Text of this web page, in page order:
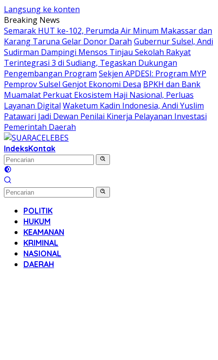
Langsung ke konten
Breaking News
Semarak HUT ke-102, Perumda Air Minum Makassar dan
Karang Taruna Gelar Donor Darah Gubernur Sulsel, Andi
Sudirman Dampingi Mensos Tinjau Sekolah Rakyat
Terintegrasi 3 di Sudiang, Tegaskan Dukungan
Pengembangan Program Sekjen APDESI: Program MYP
Pemprov Sulsel Genjot Ekonomi Desa BPKH dan Bank
Muamalat Perkuat Ekosistem Haji Nasional, Perluas
Layanan Digital Waketum Kadin Indonesia, Andi Yuslim
Patawari Jadi Dewan Penilai Kinerja Pelayanan Investasi
Pemerintah Daerah
IndeksKontak
POLITIK
HUKUM
KEAMANAN
KRIMINAL
NASIONAL
DAERAH